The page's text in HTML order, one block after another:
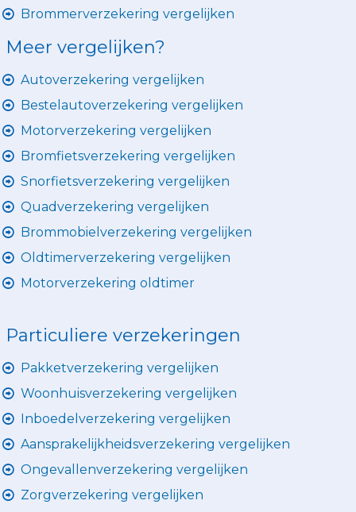
Brommerverzekering vergelijken
Meer vergelijken?
Autoverzekering vergelijken
Bestelautoverzekering vergelijken
Motorverzekering vergelijken
Bromfietsverzekering vergelijken
Snorfietsverzekering vergelijken
Quadverzekering vergelijken
Brommobielverzekering vergelijken
Oldtimerverzekering vergelijken
Motorverzekering oldtimer
Particuliere verzekeringen
Pakketverzekering vergelijken
Woonhuisverzekering vergelijken
Inboedelverzekering vergelijken
Aansprakelijkheidsverzekering vergelijken
Ongevallenverzekering vergelijken
Zorgverzekering vergelijken